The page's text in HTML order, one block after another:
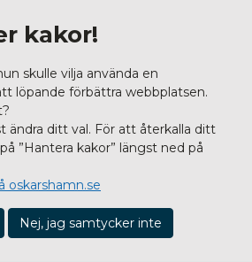
kakor!
skulle vilja använda en
löpande förbättra webbplatsen.
ändra ditt val. För att återkalla ditt
”Hantera kakor” längst ned på
oskarshamn.se
Nej, jag samtycker inte